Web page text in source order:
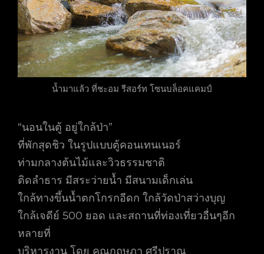
น้ำมาแล้ว ที่ชะอม รีสอร์ท โซนบล็อคแคมป์
“นอนในตู้ อยู่ใกล้ป่า”
ที่พักสุดชิว ในรูปแบบตู้คอนเทนเนอร์
ท่ามกลางต้นไม้และวิวธรรมชาติ
ติดลำธาร มีสระว่ายน้ำ มีสนามเด็กเล่น
ใกล้ทางขึ้นน้ำตกโกรกอีดก ใกล้วัดป่าสว่างบุญ
ใกล้เจดีย์ 500 ยอด และสถานที่ท่องเที่ยวอื่นๆอีก
หลายที่
บริหารงาน โดย คุณกฤษฎา ศรีปราณ